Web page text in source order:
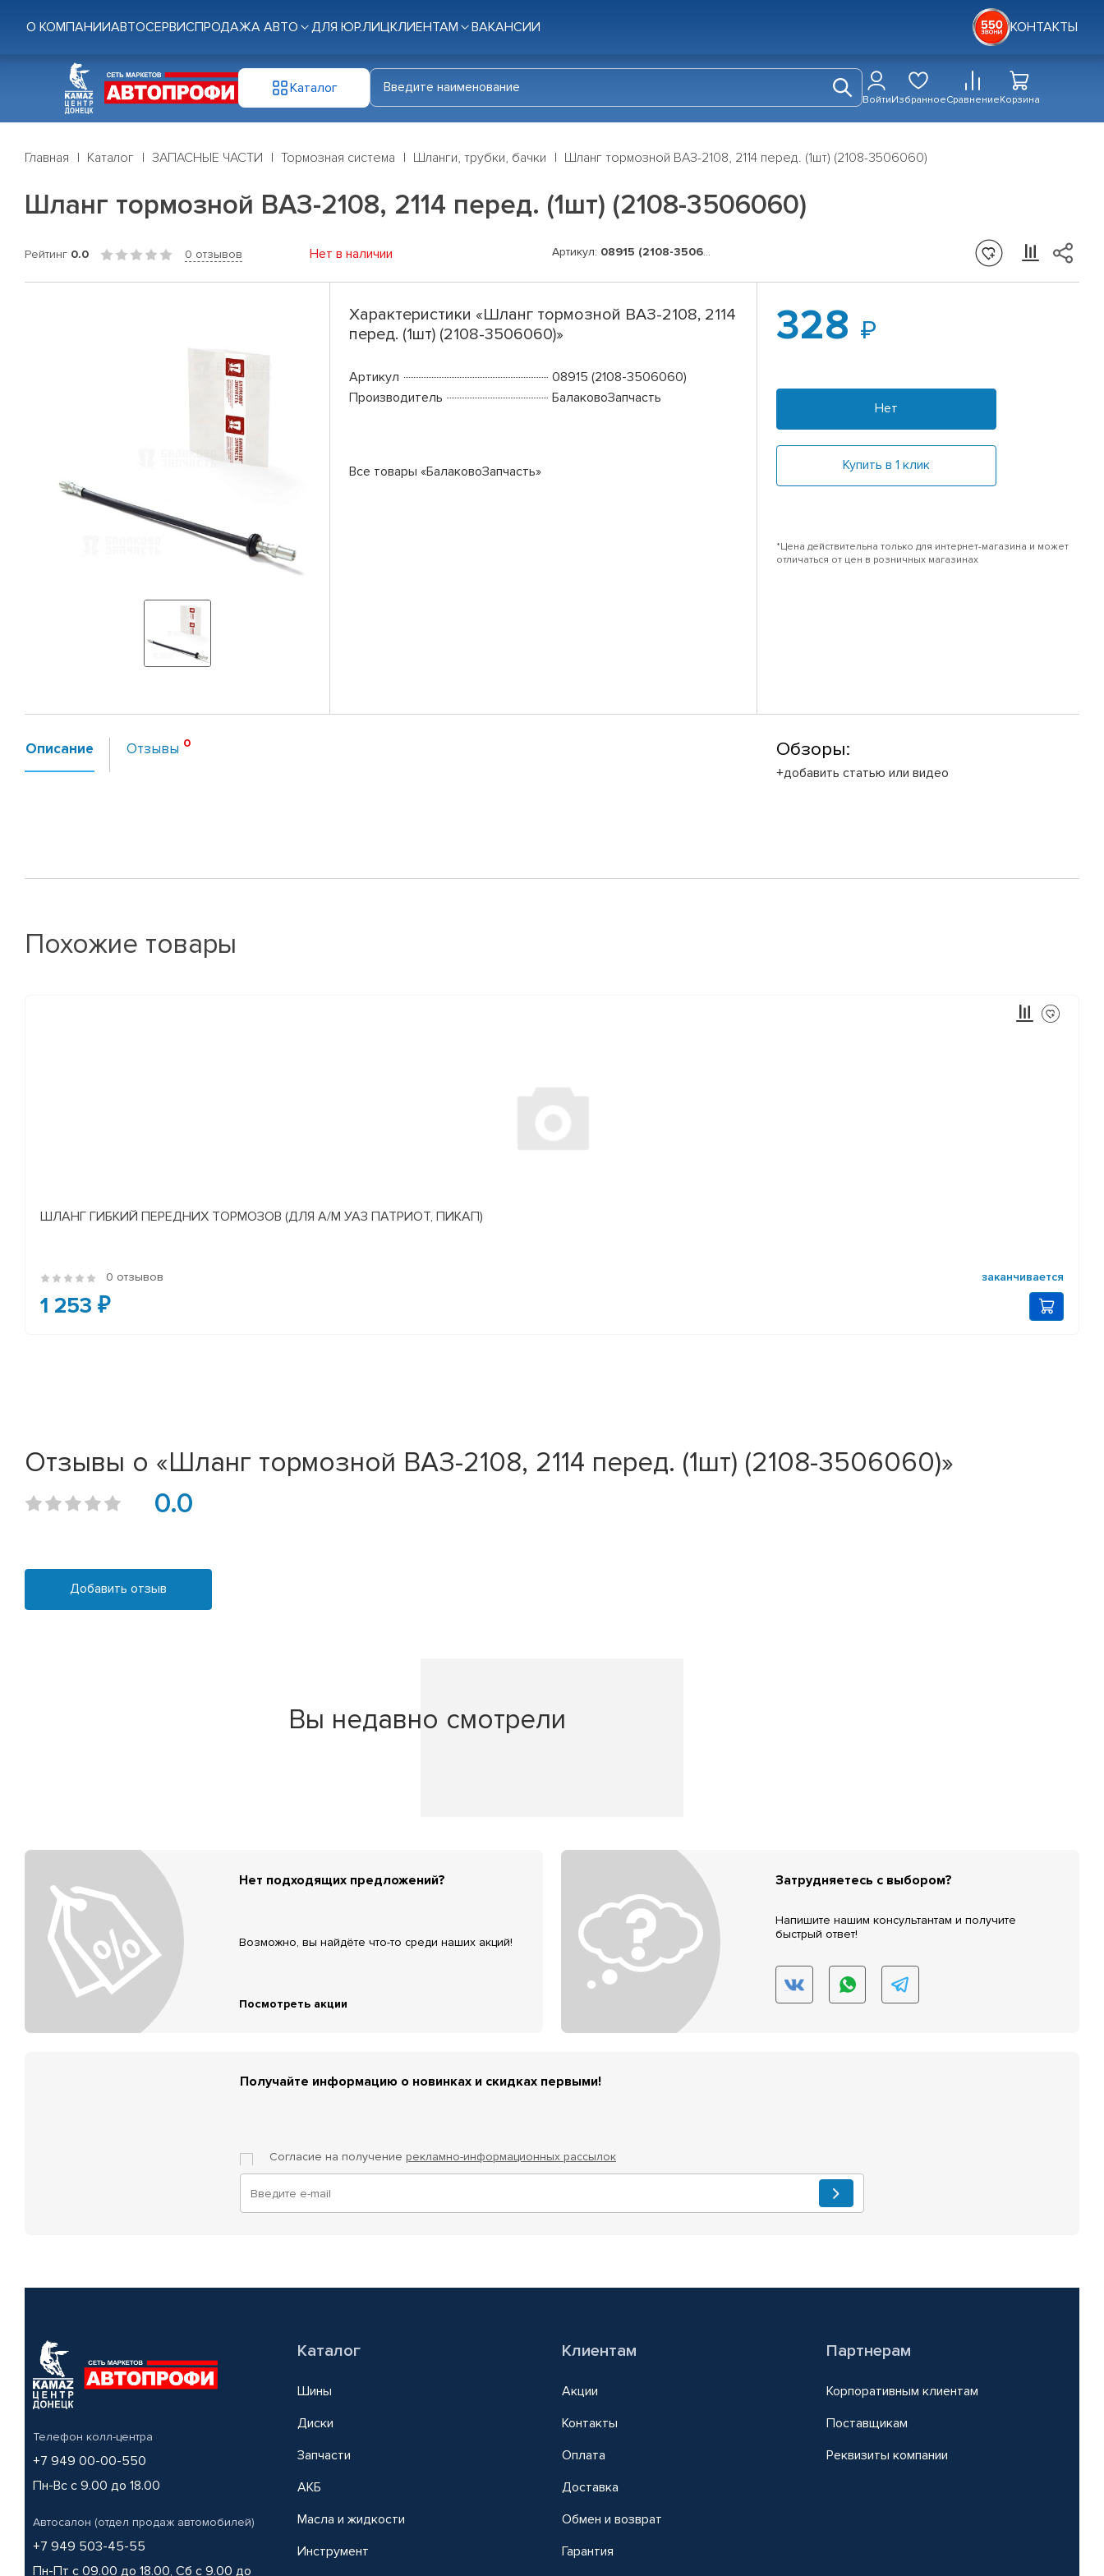
О КОМПАНИИАВТОСЕРВИСПРОДАЖА АВТО ДЛЯ ЮР.ЛИЦКЛИЕНТАМ ВАКАНСИИ КОНТАКТЫ
Каталог
ВойтиИзбранноеСравнениеКорзина
Главная Каталог ЗАПАСНЫЕ ЧАСТИ Тормозная система Шланги, трубки, бачки Шланг тормозной ВАЗ-2108, 2114 перед. (1шт) (2108-3506060)
Шланг тормозной ВАЗ-2108, 2114 перед. (1шт) (2108-3506060)
Рейтинг 0.0 0 отзывов Нет в наличии Артикул: 08915 (2108-3506060)
Характеристики «Шланг тормозной ВАЗ-2108, 2114
перед. (1шт) (2108-3506060)»
Артикул
08915 (2108-3506060)
Производитель
БалаковоЗапчасть
Все товары «БалаковоЗапчасть»
328
Нет
Купить в 1 клик
*Цена действительна только для интернет-магазина и может
отличаться от цен в розничных магазинах
Описание Отзывы Обзоры:
+добавить статью или видео
Похожие товары
ШЛАНГ ГИБКИЙ ПЕРЕДНИХ ТОРМОЗОВ (ДЛЯ А/М УАЗ ПАТРИОТ, ПИКАП)
0 отзывов заканчивается
1 253 ₽
Отзывы о «Шланг тормозной ВАЗ-2108, 2114 перед. (1шт) (2108-3506060)»
0.0
Добавить отзыв
Вы недавно смотрели
Нет подходящих предложений?
Возможно, вы найдёте что-то среди наших акций!
Посмотреть акции
Затрудняетесь с выбором?
Напишите нашим консультантам и получите
быстрый ответ!
Получайте информацию о новинках и скидках первыми!
Согласие на получение рекламно-информационных рассылок
Телефон колл-центра
+7 949 00-00-550
Пн-Вс с 9.00 до 18.00
Автосалон (отдел продаж автомобилей)
+7 949 503-45-55
Пн-Пт с 09.00 до 18.00, Сб с 9.00 до
Каталог
Шины
Диски
Запчасти
АКБ
Масла и жидкости
Инструмент
Клиентам
Акции
Контакты
Оплата
Доставка
Обмен и возврат
Гарантия
Партнерам
Корпоративным клиентам
Поставщикам
Реквизиты компании